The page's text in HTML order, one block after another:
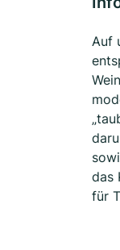
Auf
das
für